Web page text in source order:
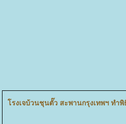
รงเจบ้วนชุนตั๊ว สะพานกรุงเทพฯ ทำ